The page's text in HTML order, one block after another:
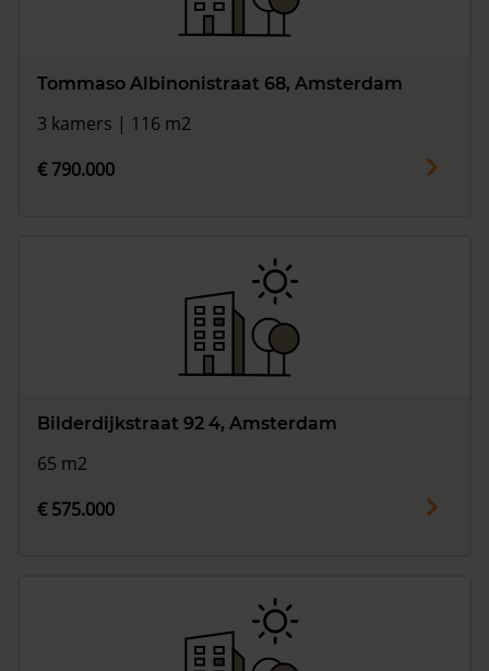
Tommaso Albinonistraat 68, Amsterdam
3 kamers | 116 m2
€ 790.000
Bilderdijkstraat 92 4, Amsterdam
65 m2
€ 575.000